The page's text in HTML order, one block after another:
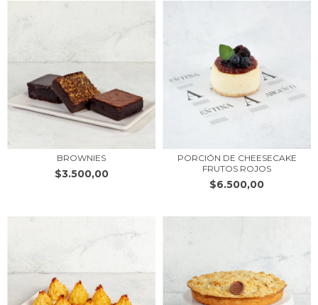
BROWNIES
$3.500,00
PORCIÓN DE CHEESECAKE
FRUTOS ROJOS
$6.500,00